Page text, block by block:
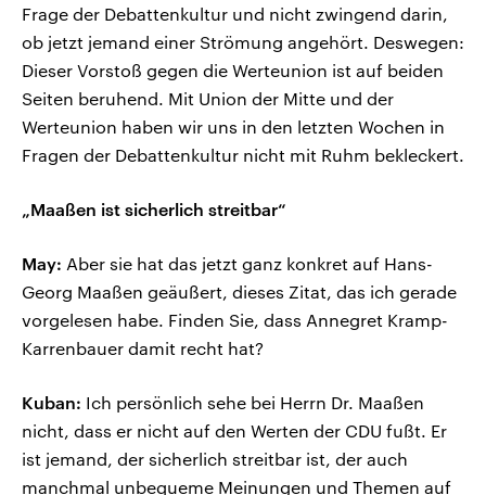
Frage der Debattenkultur und nicht zwingend darin,
ob jetzt jemand einer Strömung angehört. Deswegen:
Dieser Vorstoß gegen die Werteunion ist auf beiden
Seiten beruhend. Mit Union der Mitte und der
Werteunion haben wir uns in den letzten Wochen in
Fragen der Debattenkultur nicht mit Ruhm bekleckert.
„Maaßen ist sicherlich streitbar“
May: Aber sie hat das jetzt ganz konkret auf Hans-
Georg Maaßen geäußert, dieses Zitat, das ich gerade
vorgelesen habe. Finden Sie, dass Annegret Kramp-
Karrenbauer damit recht hat?
Kuban: Ich persönlich sehe bei Herrn Dr. Maaßen
nicht, dass er nicht auf den Werten der CDU fußt. Er
ist jemand, der sicherlich streitbar ist, der auch
manchmal unbequeme Meinungen und Themen auf